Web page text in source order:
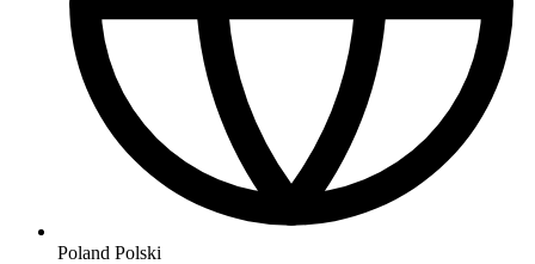
Poland Polski